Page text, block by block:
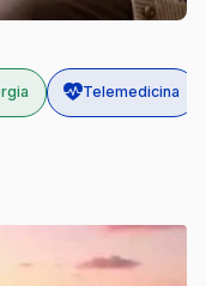
Telemedicina